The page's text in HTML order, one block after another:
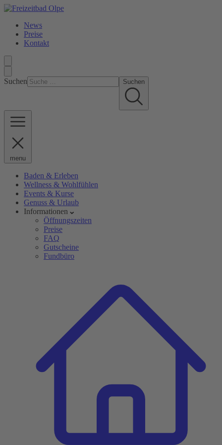
News
Preise
Kontakt
Suchen Suchen
menu
Baden & Erleben
Wellness & Wohlfühlen
Events & Kurse
Genuss & Urlaub
Informationen
Öffnungszeiten
Preise
FAQ
Gutscheine
Fundbüro